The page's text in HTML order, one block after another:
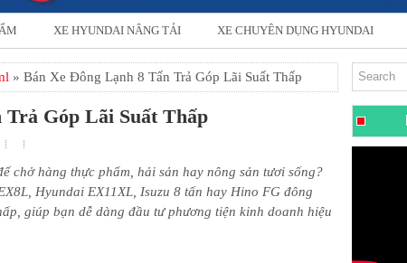
XE HYUNDAI NÂNG TẢI XE CHUYÊN DỤNG HYUNDAI
» Bán Xe Đông Lạnh 8 Tấn Trả Góp Lãi Suất Thấp
Góp Lãi Suất Thấp
chở hàng thực phẩm, hải sản hay nông sản tươi sống?
Hyundai EX11XL, Isuzu 8 tấn hay Hino FG đông
giúp bạn dễ dàng đầu tư phương tiện kinh doanh hiệu